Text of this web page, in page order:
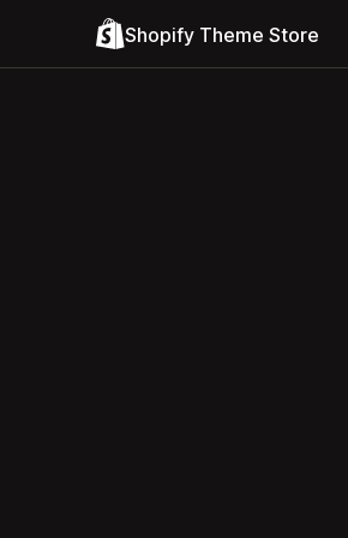
Shopify Theme Store